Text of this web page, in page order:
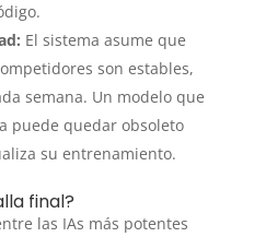
El sistema asume que
son estables,
semana. Un modelo que
puede quedar obsoleto
su entrenamiento.
final?
las IAs más potentes